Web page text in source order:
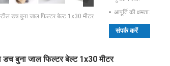
डच बुना जाल फिल्टर बेल्ट 1x30 मीटर
आपूर्ति की क्षमता:
संपर्क करें
बुना जाल फिल्टर बेल्ट 1x30 मीटर